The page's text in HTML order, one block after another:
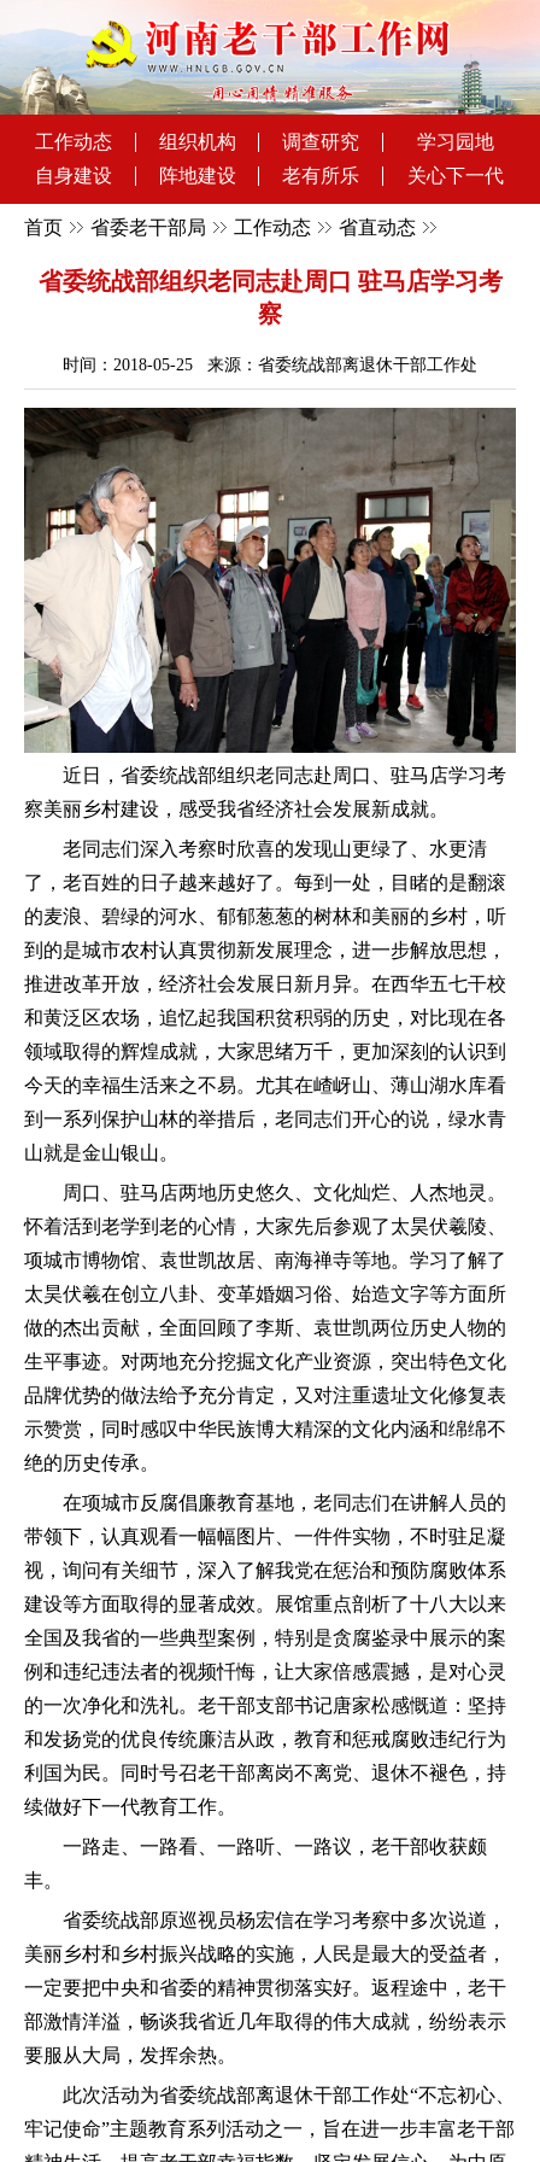
工作动态 组织机构 调查研究
学习园地
自身建设
阵地建设 老有所乐 关心下一代
首页 省委老干部局 工作动态 省直动态
省委统战部组织老同志赴周口 驻马店学习考
察
时间：2018-05-25 来源：省委统战部离退休干部工作处
近日，省委统战部组织老同志赴周口、驻马店学习考
察美丽乡村建设，感受我省经济社会发展新成就。
老同志们深入考察时欣喜的发现山更绿了、水更清
了，老百姓的日子越来越好了。每到一处，目睹的是翻滚
的麦浪、碧绿的河水、郁郁葱葱的树林和美丽的乡村，听
到的是城市农村认真贯彻新发展理念，进一步解放思想，
推进改革开放，经济社会发展日新月异。在西华五七干校
和黄泛区农场，追忆起我国积贫积弱的历史，对比现在各
领域取得的辉煌成就，大家思绪万千，更加深刻的认识到
今天的幸福生活来之不易。尤其在嵖岈山、薄山湖水库看
到一系列保护山林的举措后，老同志们开心的说，绿水青
山就是金山银山。
周口、驻马店两地历史悠久、文化灿烂、人杰地灵。
怀着活到老学到老的心情，大家先后参观了太昊伏羲陵、
项城市博物馆、袁世凯故居、南海禅寺等地。学习了解了
太昊伏羲在创立八卦、变革婚姻习俗、始造文字等方面所
做的杰出贡献，全面回顾了李斯、袁世凯两位历史人物的
生平事迹。对两地充分挖掘文化产业资源，突出特色文化
品牌优势的做法给予充分肯定，又对注重遗址文化修复表
示赞赏，同时感叹中华民族博大精深的文化内涵和绵绵不
绝的历史传承。
在项城市反腐倡廉教育基地，老同志们在讲解人员的
带领下，认真观看一幅幅图片、一件件实物，不时驻足凝
视，询问有关细节，深入了解我党在惩治和预防腐败体系
建设等方面取得的显著成效。展馆重点剖析了十八大以来
全国及我省的一些典型案例，特别是贪腐鉴录中展示的案
例和违纪违法者的视频忏悔，让大家倍感震撼，是对心灵
的一次净化和洗礼。老干部支部书记唐家松感慨道：坚持
和发扬党的优良传统廉洁从政，教育和惩戒腐败违纪行为
利国为民。同时号召老干部离岗不离党、退休不褪色，持
续做好下一代教育工作。
一路走、一路看、一路听、一路议，老干部收获颇
丰。
省委统战部原巡视员杨宏信在学习考察中多次说道，
美丽乡村和乡村振兴战略的实施，人民是最大的受益者，
一定要把中央和省委的精神贯彻落实好。返程途中，老干
部激情洋溢，畅谈我省近几年取得的伟大成就，纷纷表示
要服从大局，发挥余热。
此次活动为省委统战部离退休干部工作处“不忘初心、
牢记使命”主题教育系列活动之一，旨在进一步丰富老干部